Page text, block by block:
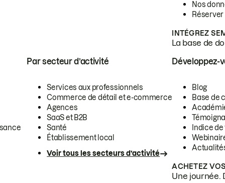
Nos
INTÉGREZ
La base de
Par secteur d’activité
Services aux professionnels
Commerce de détail et e-commerce
Agences
SaaS et B2B
Santé
Établissement local
Voir tous les secteurs d’activité
Développez-
Blog
Base de
Indice
ACHETEZ
Une journée.